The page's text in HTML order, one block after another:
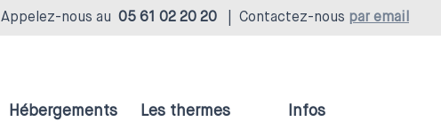
Appelez-nous au 05 61 02 20 20 Contactez-nous par email
Hébergements
Les thermes
Infos